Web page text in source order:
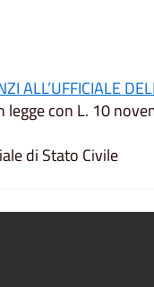
ALL’UFFICIALE
con L. 10
di Stato Civile